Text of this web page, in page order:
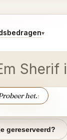
▾
Sherif
het.↑
gereserveerd?